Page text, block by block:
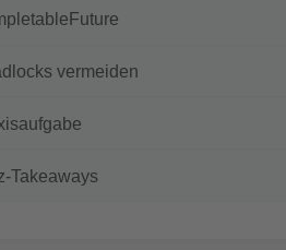
vermeiden
Takeaways